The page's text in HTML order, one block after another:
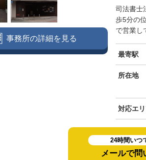
司法書士
歩5分の
で営業し
最寄駅
所在地
対応エ
事務所の詳細を見る
24時間いつ
メールで問